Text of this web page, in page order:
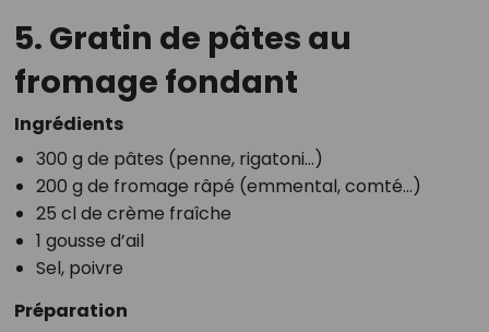
5. Gratin de pâtes au
fromage fondant
Ingrédients
300 g de pâtes (penne, rigatoni…)
200 g de fromage râpé (emmental, comté…)
25 cl de crème fraîche
1 gousse d’ail
Sel, poivre
Préparation